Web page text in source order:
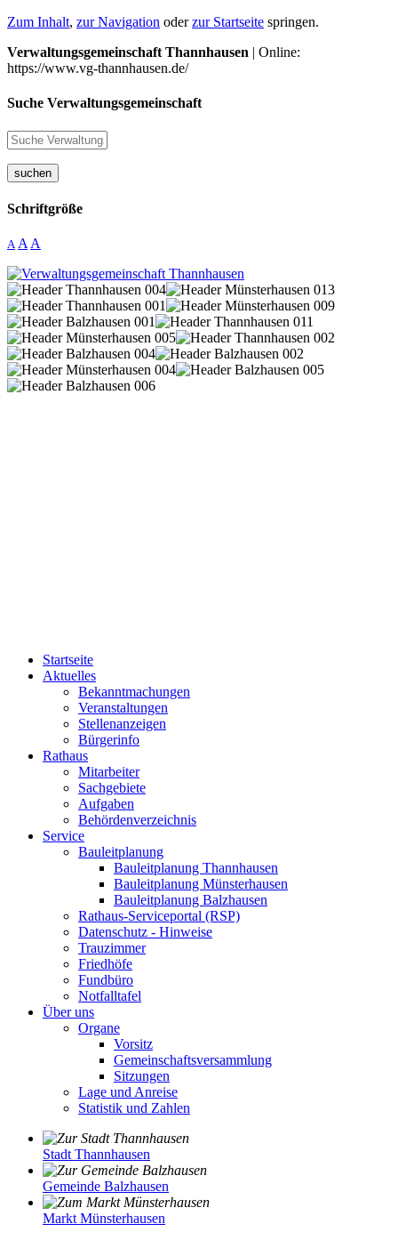
Zum Inhalt, zur Navigation oderzur Startseite springen.
Verwaltungsgemeinschaft Thannhausen | Online:
https://www.vg-thannhausen.de/
Suche Verwaltungsgemeinschaft
suchen
Schriftgröße
A A A
Startseite
Aktuelles
Bekanntmachungen
Veranstaltungen
Stellenanzeigen
Bürgerinfo
Rathaus
Mitarbeiter
Sachgebiete
Aufgaben
Behördenverzeichnis
Service
Bauleitplanung
Bauleitplanung Thannhausen
Bauleitplanung Münsterhausen
Bauleitplanung Balzhausen
Rathaus-Serviceportal (RSP)
Datenschutz - Hinweise
Trauzimmer
Friedhöfe
Fundbüro
Notfalltafel
Über uns
Organe
Vorsitz
Gemeinschaftsversammlung
Sitzungen
Lage und Anreise
Statistik und Zahlen
Stadt Thannhausen
Gemeinde Balzhausen
Markt Münsterhausen